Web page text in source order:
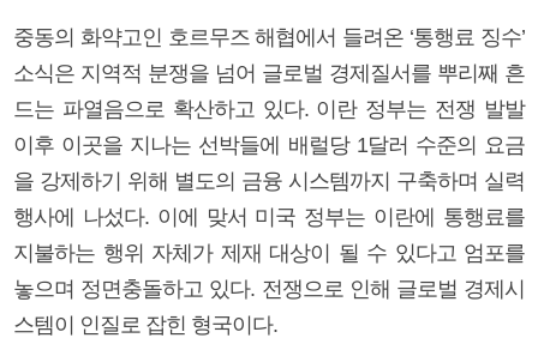
중동의 화약고인 호르무즈 해협에서 들려온 ‘통행료 징수’
소식은 지역적 분쟁을 넘어 글로벌 경제질서를 뿌리째 흔
드는 파열음으로 확산하고 있다. 이란 정부는 전쟁 발발
이후 이곳을 지나는 선박들에 배럴당 1달러 수준의 요금
을 강제하기 위해 별도의 금융 시스템까지 구축하며 실력
행사에 나섰다. 이에 맞서 미국 정부는 이란에 통행료를
지불하는 행위 자체가 제재 대상이 될 수 있다고 엄포를
놓으며 정면충돌하고 있다. 전쟁으로 인해 글로벌 경제시
스템이 인질로 잡힌 형국이다.